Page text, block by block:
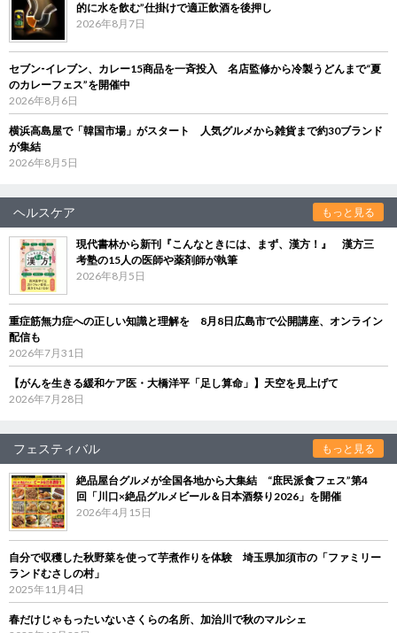
的に水を飲む”仕掛けで適正飲酒を後押し
2026年8月7日
セブン‐イレブン、カレー15商品を一斉投入 名店監修から冷製うどんまで“夏
のカレーフェス”を開催中
2026年8月6日
横浜高島屋で「韓国市場」がスタート 人気グルメから雑貨まで約30ブランド
が集結
2026年8月5日
ヘルスケア もっと見る
現代書林から新刊『こんなときには、まず、漢方！』 漢方三
考塾の15人の医師や薬剤師が執筆
2026年8月5日
重症筋無力症への正しい知識と理解を 8月8日広島市で公開講座、オンライン
配信も
2026年7月31日
【がんを生きる緩和ケア医・大橋洋平「足し算命」】天空を見上げて
2026年7月28日
フェスティバル もっと見る
絶品屋台グルメが全国各地から大集結 “庶民派食フェス”第4
回「川口×絶品グルメビール＆日本酒祭り2026」を開催
2026年4月15日
自分で収穫した秋野菜を使って芋煮作りを体験 埼玉県加須市の「ファミリー
ランドむさしの村」
2025年11月4日
春だけじゃもったいないさくらの名所、加治川で秋のマルシェ